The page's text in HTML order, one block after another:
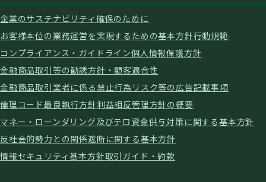
企業のサステナビリティ確保のために
お客様本位の業務運営を実現するための基本方針行動規範
コンプライアンス・ガイドライン個人情報保護方針
金融商品取引等の勧誘方針・顧客適合性
金融商品取引業者に係る禁止行為 リスク等の広告記載事項
倫理コード最良執行方針利益相反管理方針の概要
マネー・ローンダリング及びテロ資金供与対策に関する基本方針
反社会的勢力との関係遮断に関する基本方針
情報セキュリティ基本方針取引ガイド・約款